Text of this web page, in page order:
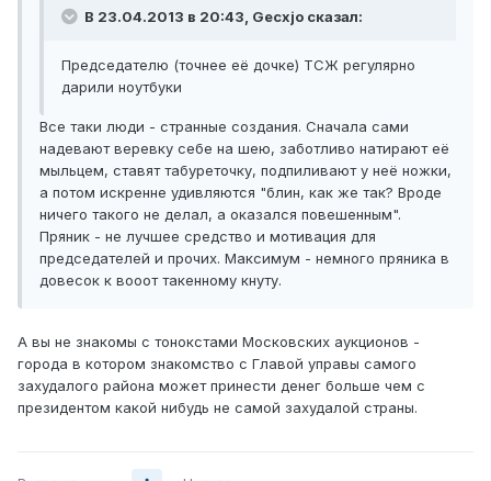
В 23.04.2013 в 20:43, Gecxjo сказал:
Председателю (точнее её дочке) ТСЖ регулярно
дарили ноутбуки
Все таки люди - странные создания. Сначала сами
надевают веревку себе на шею, заботливо натирают её
мыльцем, ставят табуреточку, подпиливают у неё ножки,
а потом искренне удивляются "блин, как же так? Вроде
ничего такого не делал, а оказался повешенным".
Пряник - не лучшее средство и мотивация для
председателей и прочих. Максимум - немного пряника в
довесок к вооот такенному кнуту.
А вы не знакомы с тонокстами Московских аукционов -
города в котором знакомство с Главой управы самого
захудалого района может принести денег больше чем с
президентом какой нибудь не самой захудалой страны.